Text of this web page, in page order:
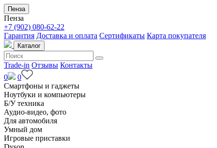
Пенза
Пенза
+7 (902) 080-62-22
Гарантия Доставка и оплата Сертификаты Карта покупателя
Каталог
Trade-in Отзывы Контакты
0
0
Смартфоны и гаджеты
Ноутбуки и компьютеры
Б/У техника
Аудио-видео, фото
Для автомобиля
Умный дом
Игровые приставки